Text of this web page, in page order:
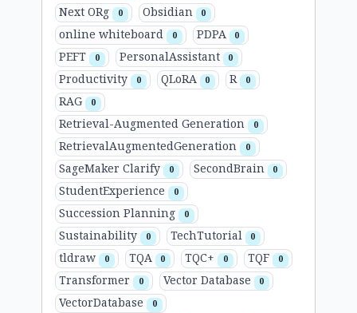
Next ORg 0 Obsidian 0
online whiteboard 0 PDPA 0
PEFT 0 PersonalAssistant 0
Productivity 0 QLoRA 0 R 0
RAG 0
Retrieval-Augmented Generation 0
RetrievalAugmentedGeneration 0
SageMaker Clarify 0 SecondBrain 0
StudentExperience 0
Succession Planning 0
Sustainability 0 TechTutorial 0
tldraw 0 TQA 0 TQC+ 0 TQF 0
Transformer 0 Vector Database 0
VectorDatabase 0